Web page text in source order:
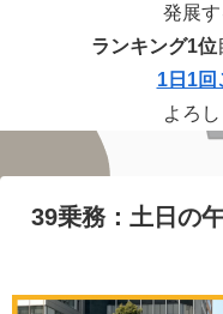
発展す
ランキング1位
1日1回
よろ
39乗務：土日の